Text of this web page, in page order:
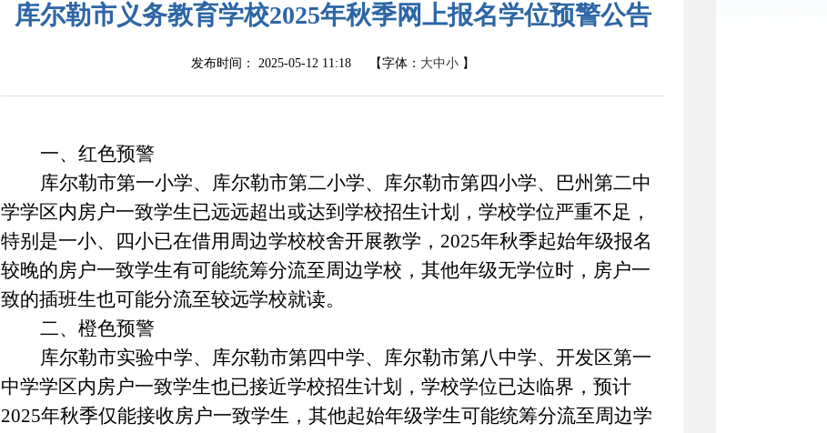
库尔勒市义务教育学校2025年秋季网上报名学位预警公告
发布时间： 2025-05-12 11:18 【字体： 大中小 】
一、红色预警
库尔勒市第一小学、库尔勒市第二小学、库尔勒市第四小学、巴州第二中
学学区内房户一致学生已远远超出或达到学校招生计划，学校学位严重不足，
特别是一小、四小已在借用周边学校校舍开展教学， 2025年秋季起始年级报名
较晚的房户一致学生有可能统筹分流至周边学校，其他年级无学位时，房户一
致的插班生也可能分流至较远学校就读。
二、橙色预警
库尔勒市实验中学、库尔勒市第四中学、库尔勒市第八中学、开发区第一
中学学区内房户一致学生也已接近学校招生计划，学校学位已达临界，预计
2025年秋季仅能接收房户一致学生，其他起始年级学生可能统筹分流至周边学